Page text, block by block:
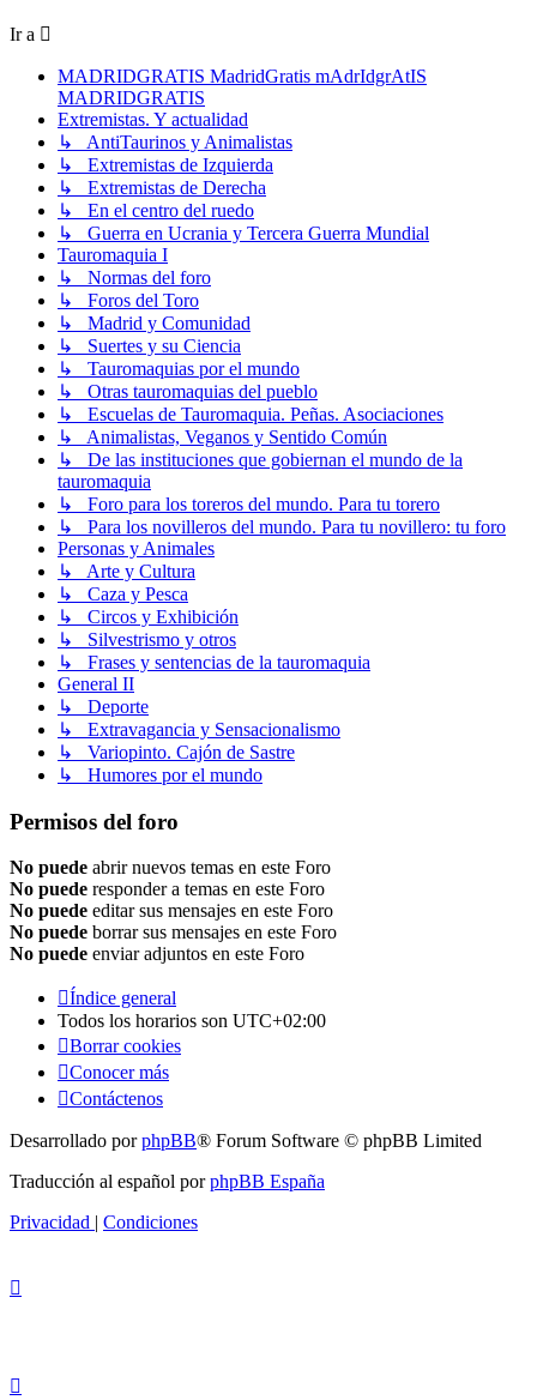
Ir a
MADRIDGRATIS MadridGratis mAdrIdgrAtIS
MADRIDGRATIS
Extremistas. Y actualidad
↳ AntiTaurinos y Animalistas
↳ Extremistas de Izquierda
↳ Extremistas de Derecha
↳ En el centro del ruedo
↳ Guerra en Ucrania y Tercera Guerra Mundial
Tauromaquia I
↳ Normas del foro
↳ Foros del Toro
↳ Madrid y Comunidad
↳ Suertes y su Ciencia
↳ Tauromaquias por el mundo
↳ Otras tauromaquias del pueblo
↳ Escuelas de Tauromaquia. Peñas. Asociaciones
↳ Animalistas, Veganos y Sentido Común
↳ De las instituciones que gobiernan el mundo de la
tauromaquia
↳ Foro para los toreros del mundo. Para tu torero
↳ Para los novilleros del mundo. Para tu novillero: tu foro
Personas y Animales
↳ Arte y Cultura
↳ Caza y Pesca
↳ Circos y Exhibición
↳ Silvestrismo y otros
↳ Frases y sentencias de la tauromaquia
General II
↳ Deporte
↳ Extravagancia y Sensacionalismo
↳ Variopinto. Cajón de Sastre
↳ Humores por el mundo
Permisos del foro
No puede abrir nuevos temas en este Foro
No puede responder a temas en este Foro
No puede editar sus mensajes en este Foro
No puede borrar sus mensajes en este Foro
No puede enviar adjuntos en este Foro
Índice general
Todos los horarios son UTC+02:00
Borrar cookies
Conocer más
Contáctenos
Desarrollado porphpBB® Forum Software © phpBB Limited
Traducción al español porphpBB España
Privacidad | Condiciones